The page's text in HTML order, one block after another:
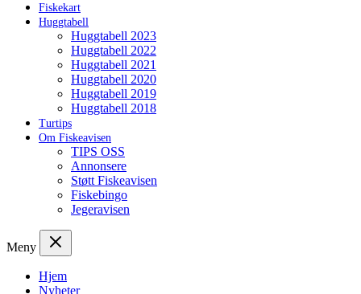
Fiskekart
Huggtabell
Huggtabell 2023
Huggtabell 2022
Huggtabell 2021
Huggtabell 2020
Huggtabell 2019
Huggtabell 2018
Turtips
Om Fiskeavisen
TIPS OSS
Annonsere
Støtt Fiskeavisen
Fiskebingo
Jegeravisen
Meny
Hjem
Nyheter